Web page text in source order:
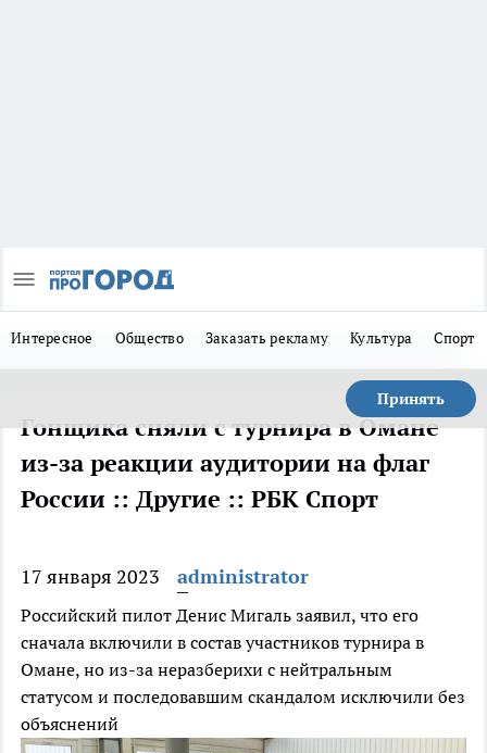
Интересное Общество Заказать рекламу Культура Спорт
Принять
Гонщика сняли с турнира в Омане
из-за реакции аудитории на флаг
России :: Другие :: РБК Спорт
17 января 2023 administrator
Российский пилот Денис Мигаль заявил, что его
сначала включили в состав участников турнира в
Омане, но из-за неразберихи с нейтральным
статусом и последовавшим скандалом исключили без
объяснений